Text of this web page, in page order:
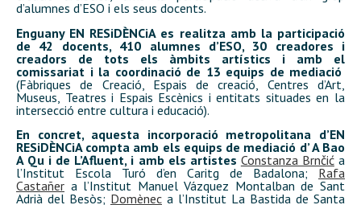
d’alumnes d’ESO i els seus docents.
Enguany EN RESiDÈNCiA es realitza amb la participació
de 42 docents, 410 alumnes d’ESO, 30 creadores i
creadors de tots els àmbits artístics i amb el
comissariat i la coordinació de 13 equips de mediació
(Fàbriques de Creació, Espais de creació, Centres d’Art,
Museus, Teatres i Espais Escènics i entitats situades en la
intersecció entre cultura i educació).
En concret, aquesta incorporació metropolitana d’EN
RESiDÈNCiA compta amb els equips de mediació d’ A Bao
A Qu i de L’Afluent, i amb els artistes Constanza Brnčića
l’Institut Escola Turó d’en Caritg de Badalona; Rafa
Castañer a l’Institut Manuel Vázquez Montalban de Sant
Adrià del Besòs; Domènec a l’Institut La Bastida de Santa